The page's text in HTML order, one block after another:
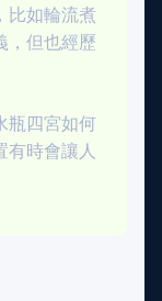
比如輪流煮
，但也經歷
瓶四宮如何
有時會讓人